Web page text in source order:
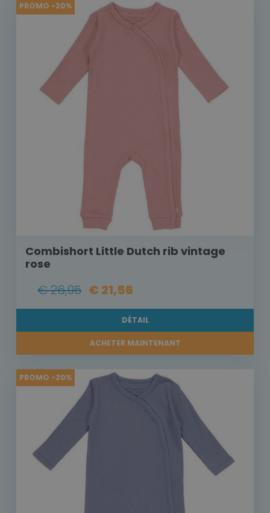
PROMO -20%
Combishort Little Dutch rib vintage
rose
€ 26,95 € 21,56
DÉTAIL
ACHETER MAINTENANT
PROMO -20%